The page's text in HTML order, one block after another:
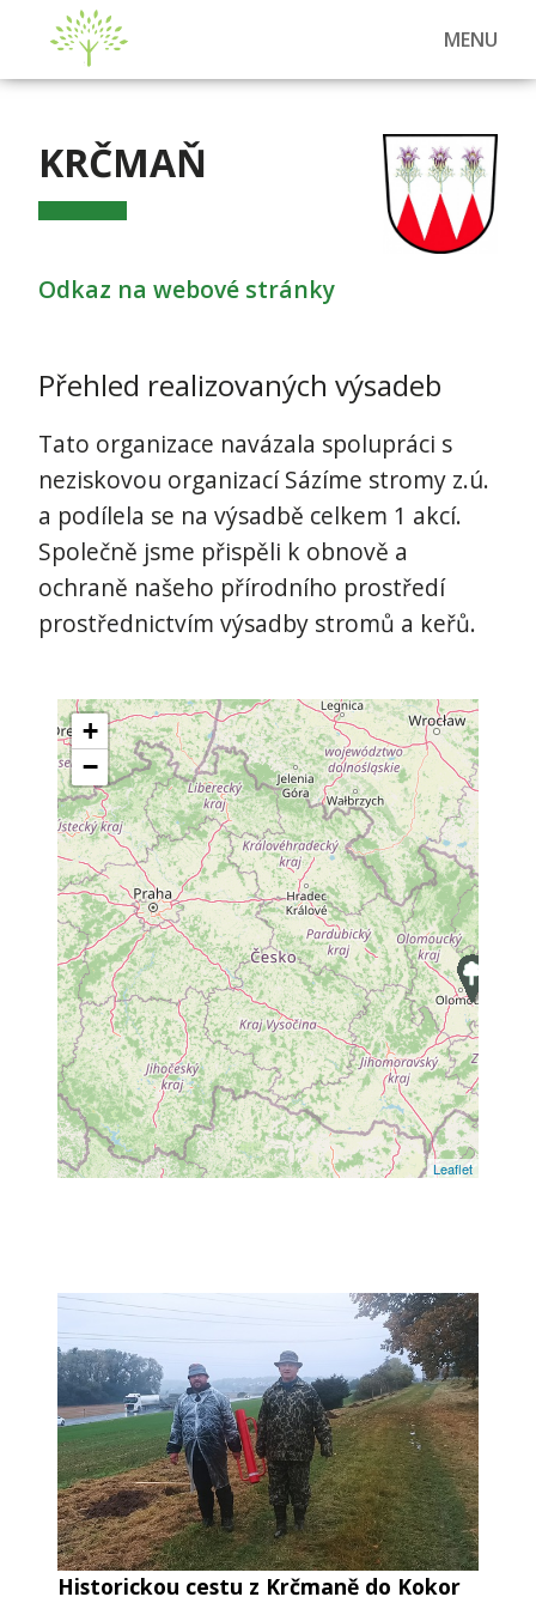
MENU
KRČMAŇ
Odkaz na webové stránky
Přehled realizovaných výsadeb
Tato organizace navázala spolupráci s
neziskovou organizací Sázíme stromy z.ú.
a podílela se na výsadbě celkem 1 akcí.
Společně jsme přispěli k obnově a
ochraně našeho přírodního prostředí
prostřednictvím výsadby stromů a keřů.
+
−
Leaflet
Historickou cestu z Krčmaně do Kokor